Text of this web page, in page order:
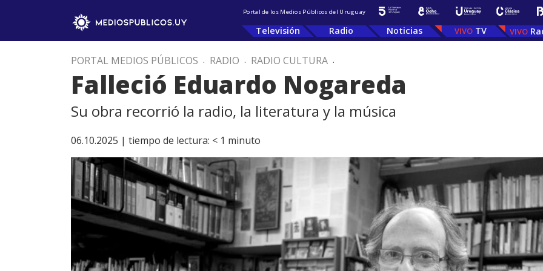
Portal de los Medios Públicos del Uruguay
Televisión Radio Noticias TV
PORTAL MEDIOS PÚBLICOS . RADIO . RADIO CULTURA .
Falleció Eduardo Nogareda
Su obra recorrió la radio, la literatura y la música
06.10.2025 | tiempo de lectura: < 1 minuto